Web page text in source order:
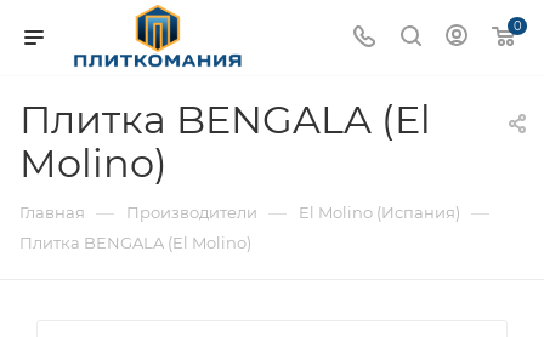
0
Плитка BENGALA (El
Molino)
Главная — Производители — El Molino (Испания) —
Плитка BENGALA (El Molino)